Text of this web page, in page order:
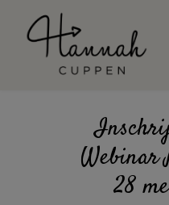
Webinar
28